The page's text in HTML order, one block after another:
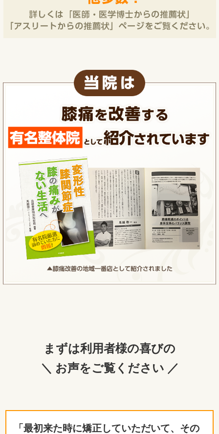
まずは利用者様の喜びの
＼ お声をご覧ください ／
「最初来た時に矯正していただいて、その